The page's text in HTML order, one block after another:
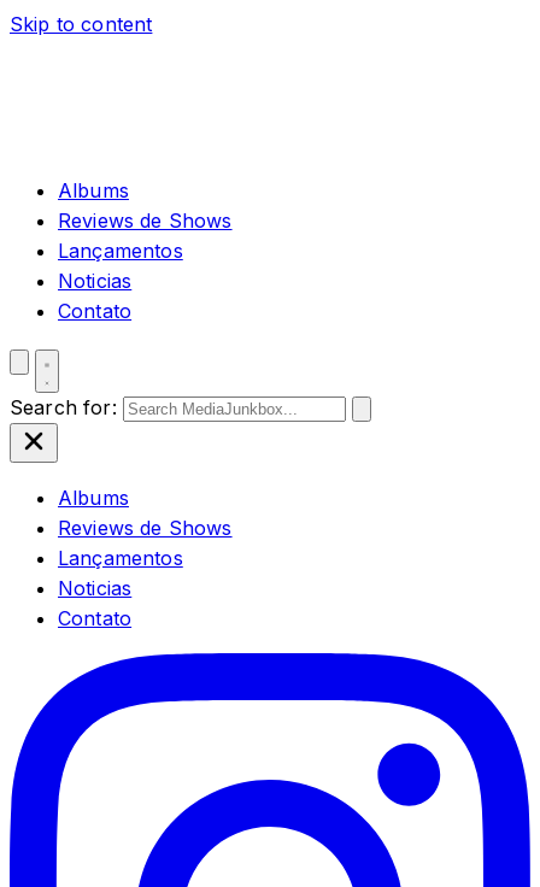
Skip to content
Albums
Reviews de Shows
Lançamentos
Noticias
Contato
Search for:
Albums
Reviews de Shows
Lançamentos
Noticias
Contato